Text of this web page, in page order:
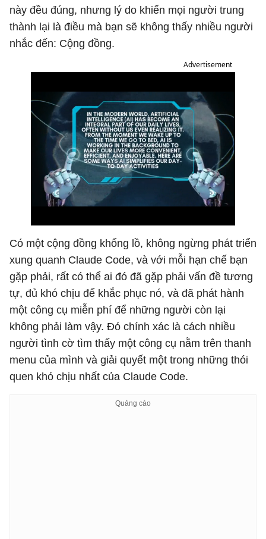
này đều đúng, nhưng lý do khiến mọi người trung
thành lại là điều mà bạn sẽ không thấy nhiều người
nhắc đến: Cộng đồng.
Advertisement
Có một cộng đồng khổng lồ, không ngừng phát triển
xung quanh Claude Code, và với mỗi hạn chế bạn
gặp phải, rất có thể ai đó đã gặp phải vấn đề tương
tự, đủ khó chịu để khắc phục nó, và đã phát hành
một công cụ miễn phí để những người còn lại
không phải làm vậy. Đó chính xác là cách nhiều
người tình cờ tìm thấy một công cụ nằm trên thanh
menu của mình và giải quyết một trong những thói
quen khó chịu nhất của Claude Code.